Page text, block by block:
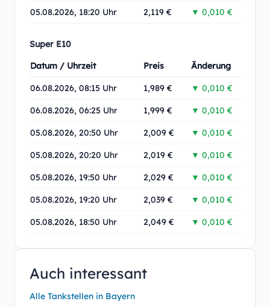
05.08.2026, 18:20 Uhr 2,119 € ▼ 0,010 €
Super E10
Datum / Uhrzeit
Preis Änderung
06.08.2026, 08:15 Uhr 1,989 € ▼ 0,010 €
06.08.2026, 06:25 Uhr 1,999 € ▼ 0,010 €
05.08.2026, 20:50 Uhr 2,009 € ▼ 0,010 €
05.08.2026, 20:20 Uhr 2,019 € ▼ 0,010 €
05.08.2026, 19:50 Uhr 2,029 € ▼ 0,010 €
05.08.2026, 19:20 Uhr 2,039 € ▼ 0,010 €
05.08.2026, 18:50 Uhr 2,049 € ▼ 0,010 €
Auch interessant
Alle Tankstellen in Bayern